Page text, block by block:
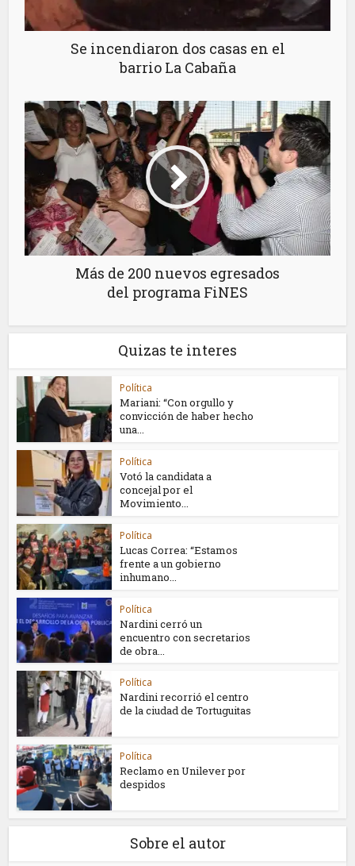
Se incendiaron dos casas en el
barrio La Cabaña
Más de 200 nuevos egresados
del programa FiNES
Quizas te interes
Política
Mariani: “Con orgullo y
convicción de haber hecho
una...
Política
Votó la candidata a
concejal por el
Movimiento...
Política
Lucas Correa: “Estamos
frente a un gobierno
inhumano...
Política
Nardini cerró un
encuentro con secretarios
de obra...
Política
Nardini recorrió el centro
de la ciudad de Tortuguitas
Política
Reclamo en Unilever por
despidos
Sobre el autor